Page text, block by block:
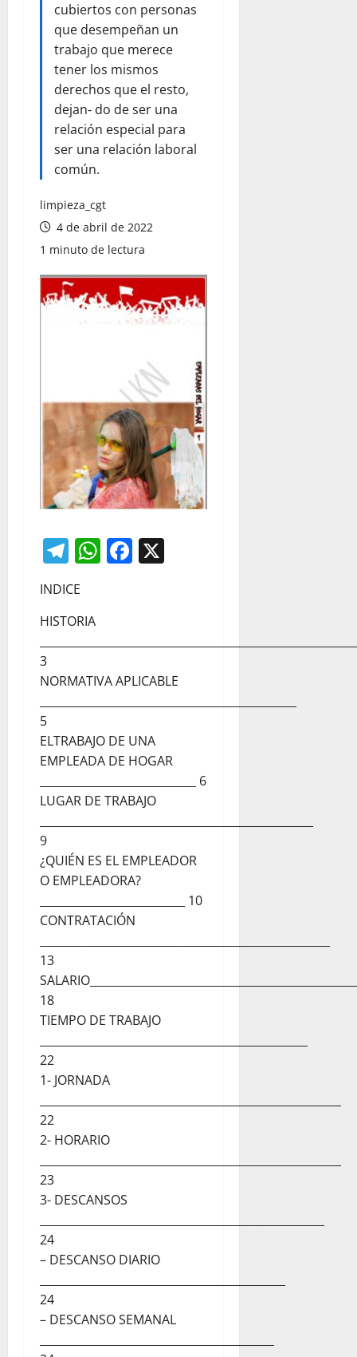
cubiertos con personas
que desempeñan un
trabajo que merece
tener los mismos
derechos que el resto,
dejan‐ do de ser una
relación especial para
ser una relación laboral
común.
limpieza_cgt
4 de abril de 2022
1 minuto de lectura
Telegram
WhatsApp
Facebook
INDICE
HISTORIA
3
NORMATIVA APLICABLE
5
ELTRABAJO DE UNA
EMPLEADA DE HOGAR
____________________________ 6
LUGAR DE TRABAJO
9
¿QUIÉN ES EL EMPLEADOR
O EMPLEADORA?
__________________________ 10
CONTRATACIÓN
13
18
TIEMPO DE TRABAJO
22
1- JORNADA
22
2- HORARIO
23
3- DESCANSOS
24
– DESCANSO DIARIO
24
– DESCANSO SEMANAL